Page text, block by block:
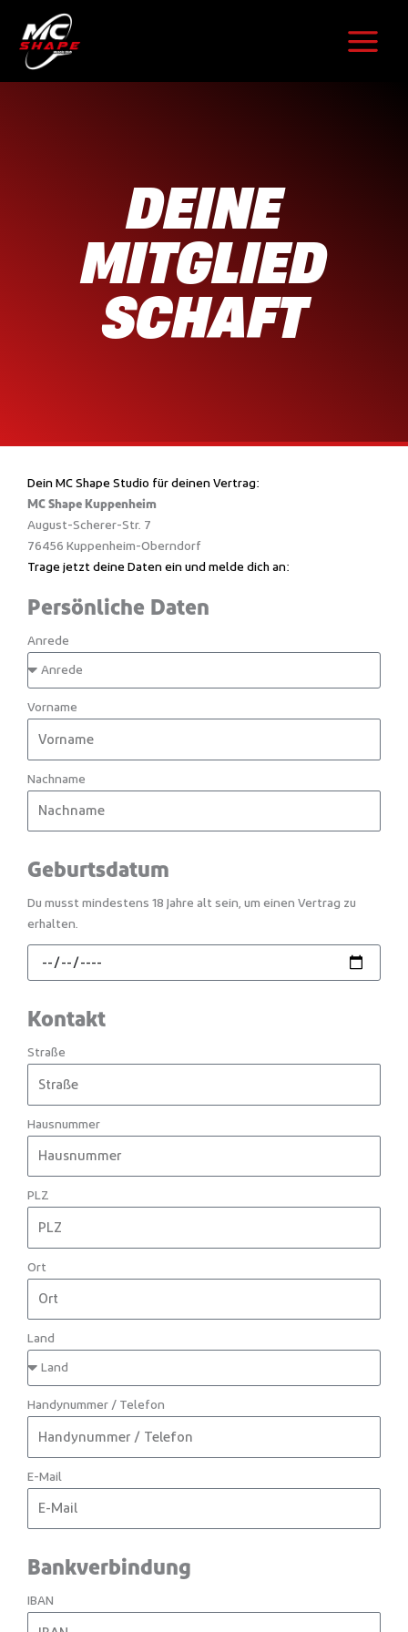
Inhalt
springen
DEINE
MITGLIED
SCHAFT
Dein MC Shape Studio für deinen Vertrag:
MC Shape Kuppenheim
August-Scherer-Str. 7
76456 Kuppenheim-Oberndorf
Trage jetzt deine Daten ein und melde dich an:
Persönliche Daten
Anrede
Vorname
Nachname
Geburtsdatum
Du musst mindestens 18 Jahre alt sein, um einen Vertrag zu
erhalten.
Kontakt
Straße
Hausnummer
PLZ
Ort
Land
Handynummer / Telefon
E-Mail
Bankverbindung
IBAN